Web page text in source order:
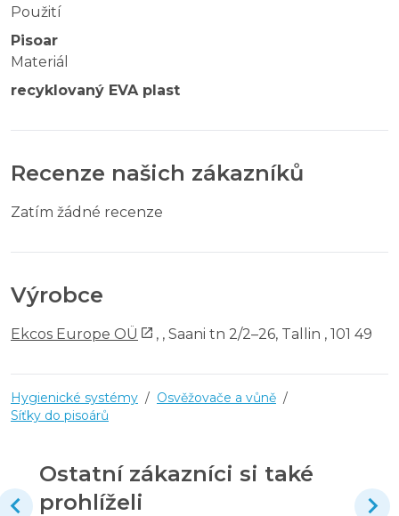
Použití
Pisoar
Materiál
recyklovaný EVA plast
Recenze našich zákazníků
Zatím žádné recenze
Výrobce
Ekcos Europe OÜ , , Saani tn 2/2–26, Tallin , 101 49
Hygienické systémy / Osvěžovače a vůně /
Síťky do pisoárů
Ostatní zákazníci si také
prohlíželi